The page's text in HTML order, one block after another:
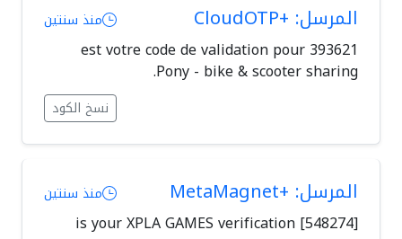
المرسل: +CloudOTP منذ سنتين
393621 est votre code de validation pour
Pony - bike & scooter sharing.
نسخ الكود
المرسل: +MetaMagnet منذ سنتين
[548274] is your XPLA GAMES verification